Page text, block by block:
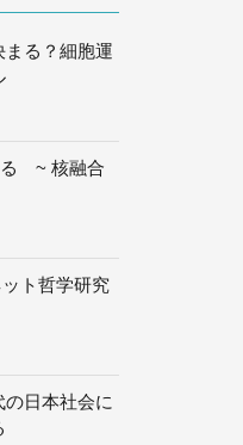
る？細胞運
る ~ 核融合
ト哲学研究
日本社会に